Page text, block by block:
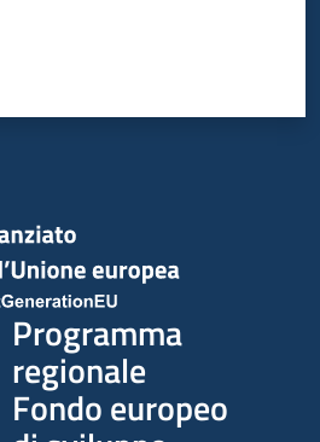
Programma
regionale
Fondo europeo